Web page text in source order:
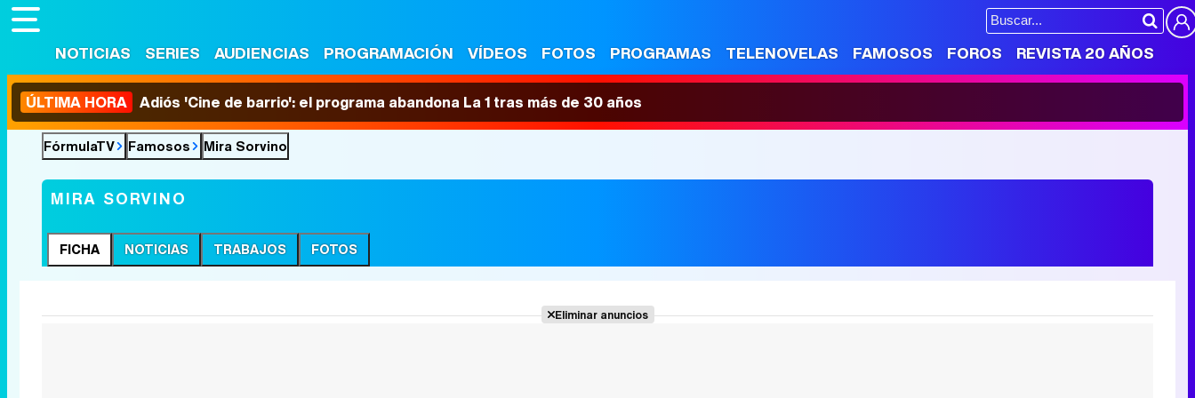
NOTICIAS SERIES AUDIENCIAS PROGRAMACIÓN VÍDEOS FOTOS PROGRAMAS TELENOVELAS FAMOSOS FOROS REVISTA 20 AÑOS
ÚLTIMA HORA Adiós 'Cine de barrio': el programa abandona La 1 tras más de 30 años
FórmulaTV Famosos Mira Sorvino
MIRA SORVINO
FICHA NOTICIAS TRABAJOS FOTOS
Eliminar anuncios